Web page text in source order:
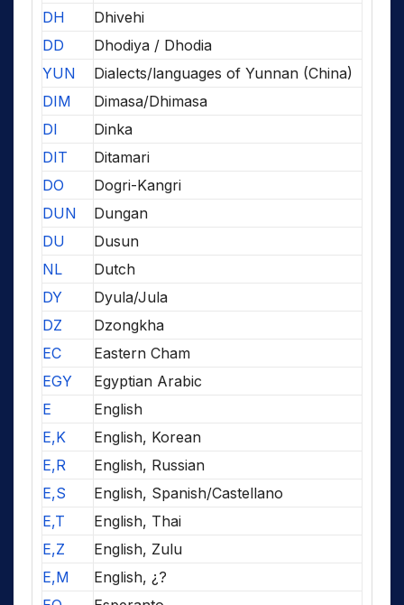
DH
Dhivehi
DD
Dhodiya / Dhodia
YUN
Dialects/languages of Yunnan (China)
DIM
Dimasa/Dhimasa
DI
Dinka
DIT
Ditamari
DO
Dogri-Kangri
DUN
Dungan
DU
Dusun
NL
Dutch
DY
Dyula/Jula
DZ
Dzongkha
EC
Eastern Cham
EGY
Egyptian Arabic
E
English
E,K
English, Korean
E,R
English, Russian
E,S
English, Spanish/Castellano
E,T
English, Thai
E,Z
English, Zulu
E,M
English, ¿?